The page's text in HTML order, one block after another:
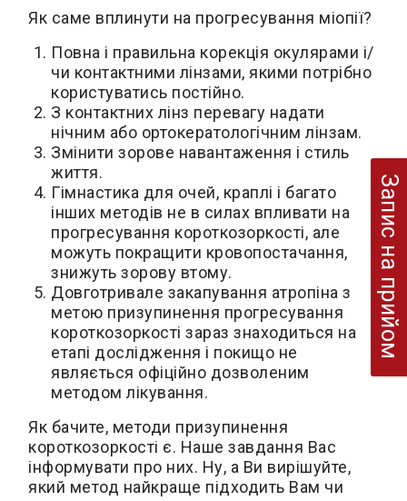
Запис на прийом
Як саме вплинути на прогресування міопії?
Повна і правильна корекція окулярами і/
чи контактними лінзами, якими потрібно
користуватись постійно.
З контактних лінз перевагу надати
нічним або ортокератологічним лінзам.
Змінити зорове навантаження і стиль
життя.
Гімнастика для очей, краплі і багато
інших методів не в силах впливати на
прогресування короткозоркості, але
можуть покращити кровопостачання,
знижуть зорову втому.
Довготривале закапування атропіна з
метою призупинення прогресування
короткозоркості зараз знаходиться на
етапі дослідження і покищо не
являється офіційно дозволеним
методом лікування.
Як бачите, методи призупинення
короткозоркості є. Наше завдання Вас
інформувати про них. Ну, а Ви вирішуйте,
який метод найкраще підходить Вам чи